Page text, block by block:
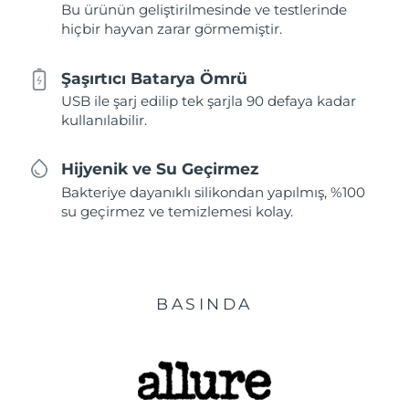
Bu ürünün geliştirilmesinde ve testlerinde
hiçbir hayvan zarar görmemiştir.
Şaşırtıcı Batarya Ömrü
USB ile şarj edilip tek şarjla 90 defaya kadar
kullanılabilir.
Hijyenik ve Su Geçirmez
Bakteriye dayanıklı silikondan yapılmış, %100
su geçirmez ve temizlemesi kolay.
BASINDA